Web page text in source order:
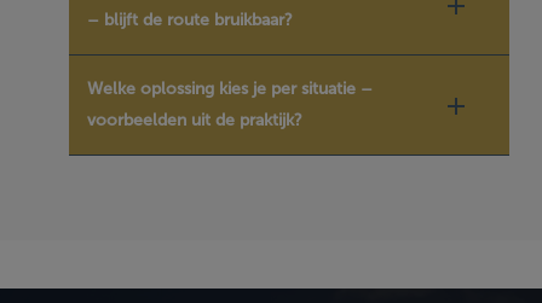
– blijft de route bruikbaar?
Welke oplossing kies je per situatie –
voorbeelden uit de praktijk?